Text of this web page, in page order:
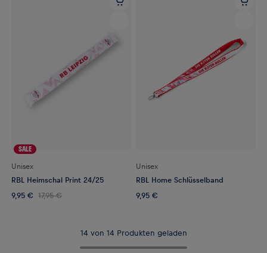
SALE
Unisex
RBL Heimschal Print 24/25
9,95 € 17,95 €
Unisex
RBL Home Schlüsselband
9,95 €
14 von 14 Produkten geladen